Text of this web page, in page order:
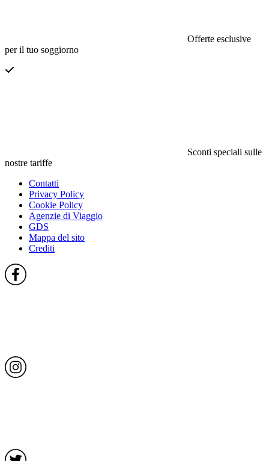
Offerte esclusive
per il tuo soggiorno
Sconti speciali sulle
nostre tariffe
Contatti
Privacy Policy
Cookie Policy
Agenzie di Viaggio
GDS
Mappa del sito
Crediti